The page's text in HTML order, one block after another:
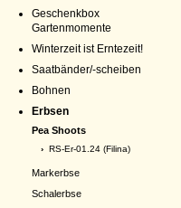
Geschenkbox
Gartenmomente
Winterzeit ist Erntezeit!
Saatbänder/-scheiben
Bohnen
Erbsen
Pea Shoots
› RS-Er-01.24 (Filina)
Markerbse
Schalerbse